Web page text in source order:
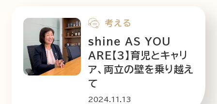
考える
shine AS YOU
ARE【3】育児とキャリ
ア、両立の壁を乗り越え
て
2024.11.13